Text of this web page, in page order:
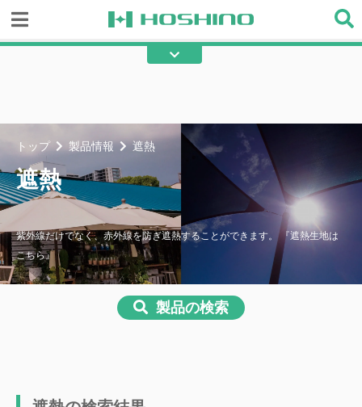
遮熱 断熱
吸水防止
防音
吸音
アーク光カット
遮熱
紫外線だけでなく、赤外線を防ぎ遮熱することができます。 『遮熱生地は
こちら』
トップ 製品情報 遮熱
製品の検索